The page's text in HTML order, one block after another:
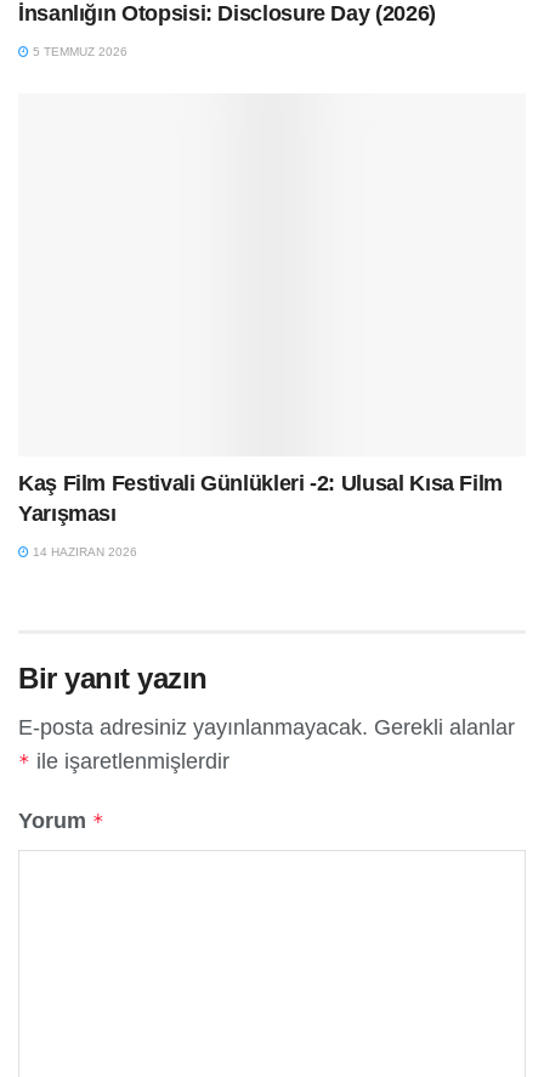
İnsanlığın Otopsisi: Disclosure Day (2026)
5 TEMMUZ 2026
Kaş Film Festivali Günlükleri -2: Ulusal Kısa Film
Yarışması
14 HAZIRAN 2026
Bir yanıt yazın
E-posta adresiniz yayınlanmayacak. Gerekli alanlar
* ile işaretlenmişlerdir
Yorum *